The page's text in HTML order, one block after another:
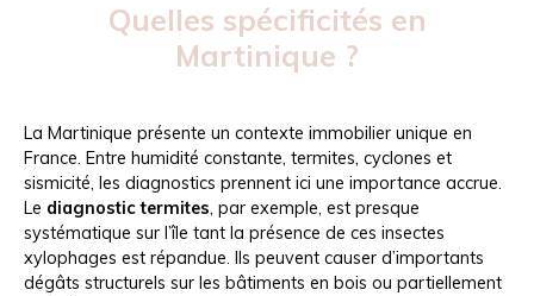
Quelles spécificités en
Martinique ?
La Martinique présente un contexte immobilier unique en
France. Entre humidité constante, termites, cyclones et
sismicité, les diagnostics prennent ici une importance accrue.
Le diagnostic termites, par exemple, est presque
systématique sur l’île tant la présence de ces insectes
xylophages est répandue. Ils peuvent causer d’importants
dégâts structurels sur les bâtiments en bois ou partiellement